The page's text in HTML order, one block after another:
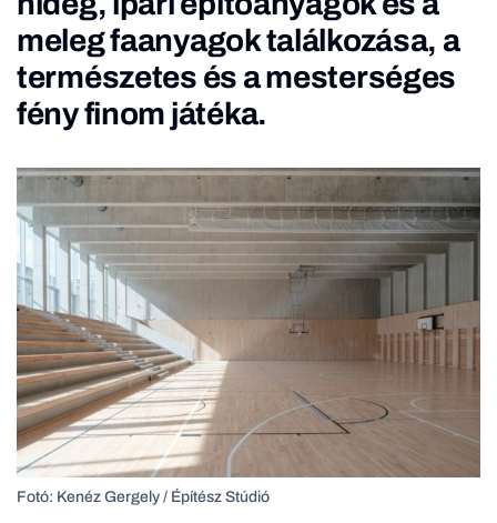
meleg faanyagok találkozása, a
természetes és a mesterséges
fény finom játéka.
Fotó: Kenéz Gergely / Építész Stúdió